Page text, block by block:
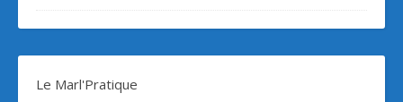
Le Marl'Pratique